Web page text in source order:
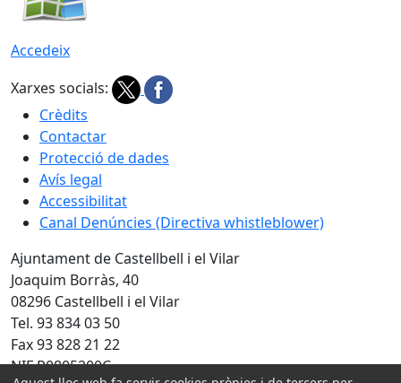
Accedeix
Xarxes socials:
Crèdits
Contactar
Protecció de dades
Avís legal
Accessibilitat
Canal Denúncies (Directiva whistleblower)
Ajuntament de Castellbell i el Vilar
Joaquim Borràs, 40
08296 Castellbell i el Vilar
Tel. 93 834 03 50
Fax 93 828 21 22
NIF P0805200C